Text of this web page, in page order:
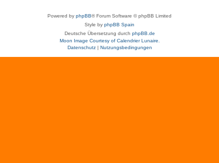
Powered by phpBB® Forum Software © phpBB Limited
Style by phpBB Spain
Deutsche Übersetzung durch phpBB.de
Moon Image Courtesy of Calendrier Lunaire.
Datenschutz| Nutzungsbedingungen